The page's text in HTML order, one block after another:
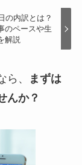
の内訳とは？
のペースや生
解説
、
まずは
んか？